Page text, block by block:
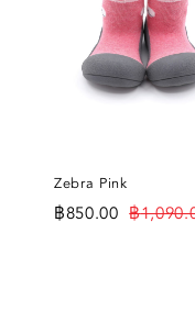
Zebra Pink
฿850.00 ฿